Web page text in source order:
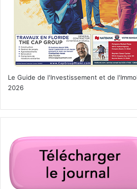
Le Guide de l'Investissement et de
2026